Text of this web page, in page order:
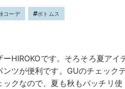
コーデ ボトムス
HIROKOです。そろそろ夏アイ
ツが便利です。GUのチェック
クなので、夏も秋もバッチリ使